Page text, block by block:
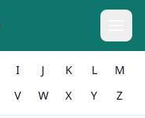
I J K L
M
V W X Y Z